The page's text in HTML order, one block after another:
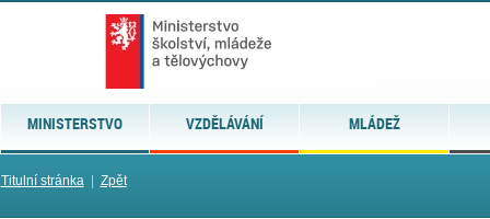
MINISTERSTVO VZDĚLÁVÁNÍ MLÁDEŽ
Titulní stránka| Zpět